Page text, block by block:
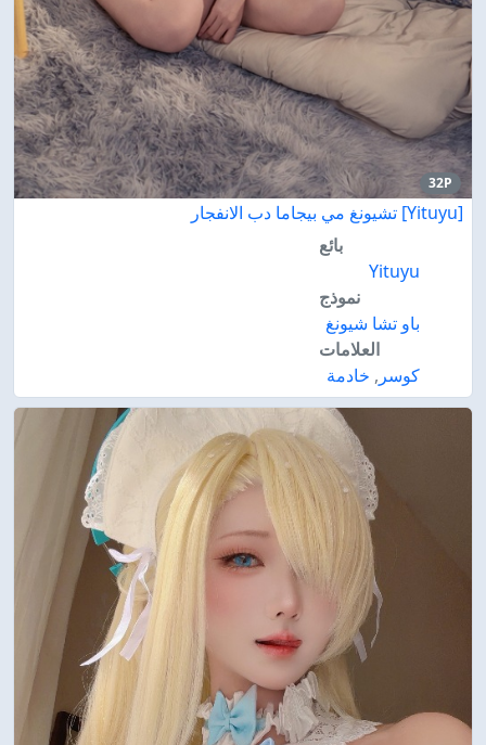
32P
[Yituyu] تشيونغ مي بيجاما دب الانفجار
بائع
Yituyu
نموذج
باو تشا شيونغ
العلامات
كوسر , خادمة